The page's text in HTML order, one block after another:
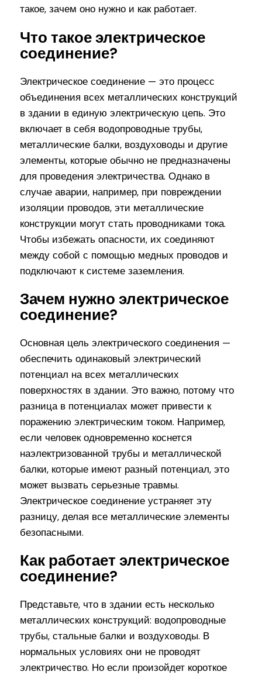
такое, зачем оно нужно и как работает.
Что такое электрическое
соединение?
Электрическое соединение — это процесс
объединения всех металлических конструкций
в здании в единую электрическую цепь. Это
включает в себя водопроводные трубы,
металлические балки, воздуховоды и другие
элементы, которые обычно не предназначены
для проведения электричества. Однако в
случае аварии, например, при повреждении
изоляции проводов, эти металлические
конструкции могут стать проводниками тока.
Чтобы избежать опасности, их соединяют
между собой с помощью медных проводов и
подключают к системе заземления.
Зачем нужно электрическое
соединение?
Основная цель электрического соединения —
обеспечить одинаковый электрический
потенциал на всех металлических
поверхностях в здании. Это важно, потому что
разница в потенциалах может привести к
поражению электрическим током. Например,
если человек одновременно коснется
наэлектризованной трубы и металлической
балки, которые имеют разный потенциал, это
может вызвать серьезные травмы.
Электрическое соединение устраняет эту
разницу, делая все металлические элементы
безопасными.
Как работает электрическое
соединение?
Представьте, что в здании есть несколько
металлических конструкций: водопроводные
трубы, стальные балки и воздуховоды. В
нормальных условиях они не проводят
электричество. Но если произойдет короткое